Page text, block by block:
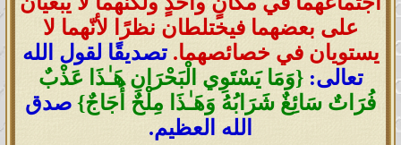
على بعضهما فيختلطان نظرًا لأنّهما لا
يستويان في خصائصهما.تصديقًا لقول الله
تعالى:{وَمَا يَسْتَوِي الْبَحْرَانِ هَـٰذَا عَذْبٌ
فُرَاتٌ سَائِغٌ شَرَابُهُ وَهَـٰذَا مِلْحٌ أُجَاجٌ} صدق
الله العظيم.